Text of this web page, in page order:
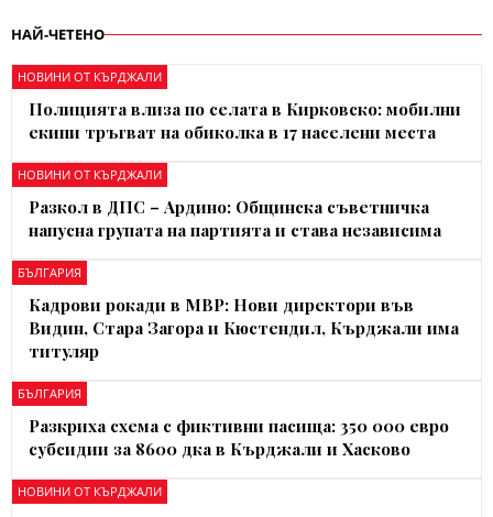
НАЙ-ЧЕТЕНО
НОВИНИ ОТ КЪРДЖАЛИ
Полицията влиза по селата в Кирковско: мобилни
екипи тръгват на обиколка в 17 населени места
НОВИНИ ОТ КЪРДЖАЛИ
Разкол в ДПС – Ардино: Общинска съветничка
напусна групата на партията и става независима
БЪЛГАРИЯ
Кадрови рокади в МВР: Нови директори във
Видин, Стара Загора и Кюстендил, Кърджали има
титуляр
БЪЛГАРИЯ
Разкриха схема с фиктивни пасища: 350 000 евро
субсидии за 8600 дка в Кърджали и Хасково
НОВИНИ ОТ КЪРДЖАЛИ